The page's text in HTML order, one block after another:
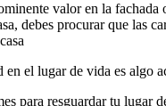
valor en la fachada
debes procurar que las
el lugar de vida es algo
para resguardar tu lugar